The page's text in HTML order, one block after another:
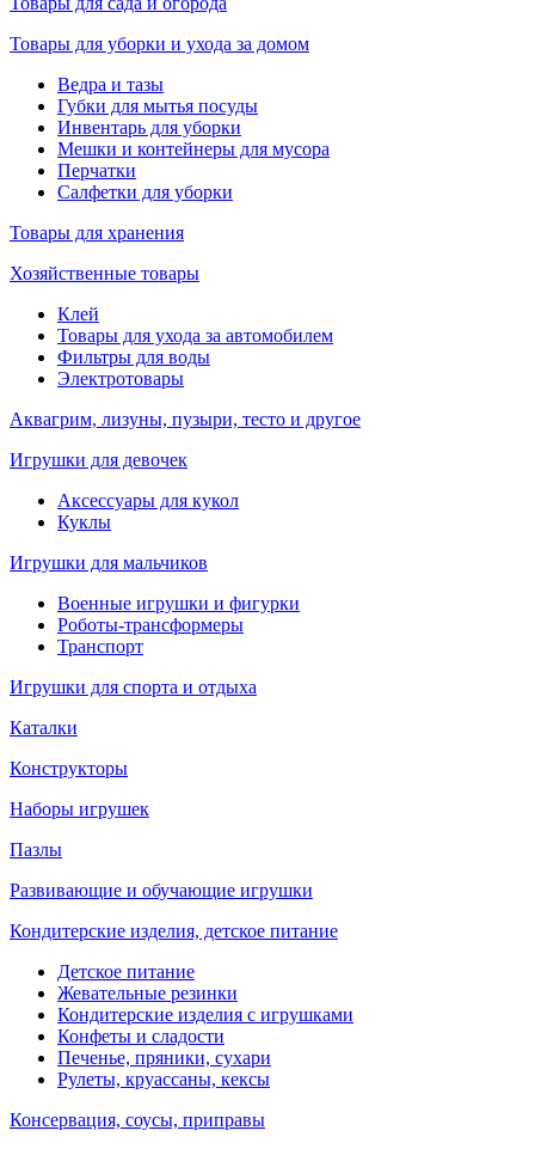
Товары для уборки и ухода за домом
Ведра и тазы
Губки для мытья посуды
Инвентарь для уборки
Мешки и контейнеры для мусора
Перчатки
Салфетки для уборки
Товары для хранения
Хозяйственные товары
Клей
Товары для ухода за автомобилем
Фильтры для воды
Электротовары
Аквагрим, лизуны, пузыри, тесто и другое
Игрушки для девочек
Аксессуары для кукол
Куклы
Игрушки для мальчиков
Военные игрушки и фигурки
Роботы-трансформеры
Транспорт
Игрушки для спорта и отдыха
Каталки
Конструкторы
Наборы игрушек
Пазлы
Развивающие и обучающие игрушки
Кондитерские изделия, детское питание
Детское питание
Жевательные резинки
Кондитерские изделия с игрушками
Конфеты и сладости
Печенье, пряники, сухари
Рулеты, круассаны, кексы
Консервация, соусы, приправы